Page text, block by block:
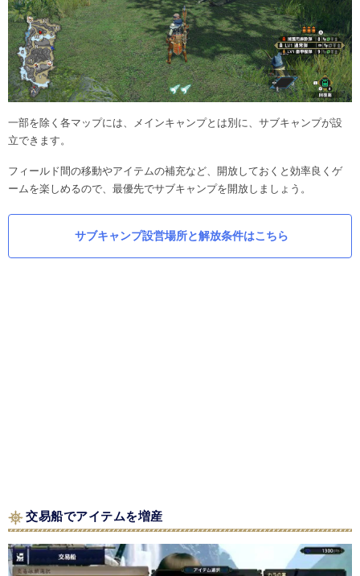
一部を除く各マップには、メインキャンプとは別に、サブキャンプが設
立できます。
フィールド間の移動やアイテムの補充など、開放しておくと効率良くゲ
ームを楽しめるので、最優先でサブキャンプを開放しましょう。
サブキャンプ設営場所と解放条件はこちら
交易船でアイテムを増産